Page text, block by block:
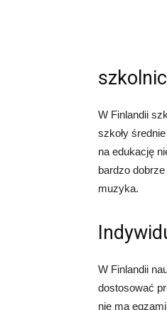
W Finlandii
szkoły
na edukację
bardzo
muzyka.
W Finlandii
dostosować
nie ma